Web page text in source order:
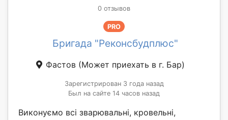
0 отзывов
PRO
Бригада "Реконсбудплюс"
Фастов (Может приехать в г. Бар)
Зарегистрирован 3 года назад
Был на сайте 14 часов назад
Виконуємо всі зварювальні, кровельні,